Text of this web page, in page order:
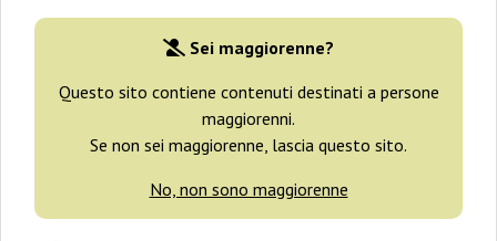
Sei maggiorenne?
Questo sito contiene contenuti destinati a persone
maggiorenni.
Se non sei maggiorenne, lascia questo sito.
No, non sono maggiorenne